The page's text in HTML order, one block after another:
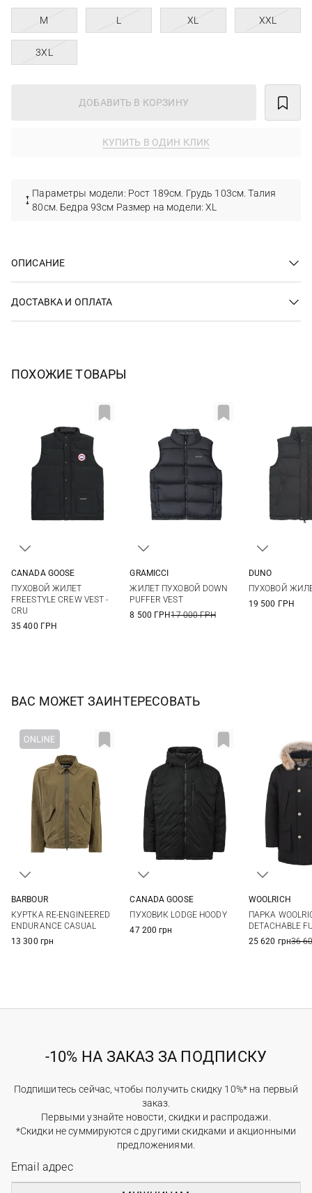
M L XL XXL
3XL
ДОБАВИТЬ В КОРЗИНУ
КУПИТЬ В ОДИН КЛИК
Параметры модели: Рост 189см. Грудь 103см. Талия
80см. Бедра 93см Размер на модели: XL
ОПИСАНИЕ
ДОСТАВКА И ОПЛАТА
ПОХОЖИЕ ТОВАРЫ
CANADA GOOSE
ПУХОВОЙ ЖИЛЕТ
FREESTYLE CREW VEST -
CRU
35 400 ГРН
GRAMICCI
ЖИЛЕТ ПУХОВОЙ DOWN
PUFFER VEST
8 500 ГРН17 000 ГРН
DUNO
ПУХОВОЙ
19 500 ГРН
ВАС МОЖЕТ ЗАИНТЕРЕСОВАТЬ
XXL
BARBOUR
КУРТКА RE-ENGINEERED
ENDURANCE CASUAL
13 300 грн
CANADA GOOSE
ПУХОВИК LODGE HOODY
47 200 грн
XXL
3XL
WOOLRICH
ПАРКА
DETACHABLE
25 620 грн36
-10% НА ЗАКАЗ ЗА ПОДПИСКУ
Подпишитесь сейчас, чтобы получить скидку 10%* на первый
заказ.
Первыми узнайте новости, скидки и распродажи.
*Скидки не суммируются с другими скидками и акционными
предложениями.